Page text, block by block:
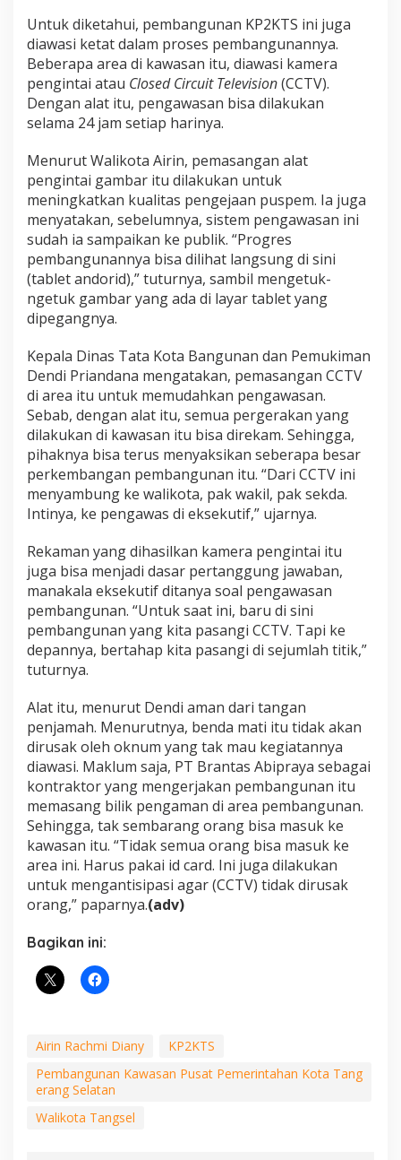
Untuk diketahui, pembangunan KP2KTS ini juga
diawasi ketat dalam proses pembangunannya.
Beberapa area di kawasan itu, diawasi kamera
pengintai atau Closed Circuit Television(CCTV).
Dengan alat itu, pengawasan bisa dilakukan
selama 24 jam setiap harinya.
Menurut Walikota Airin, pemasangan alat
pengintai gambar itu dilakukan untuk
meningkatkan kualitas pengejaan puspem. Ia juga
menyatakan, sebelumnya, sistem pengawasan ini
sudah ia sampaikan ke publik. “Progres
pembangunannya bisa dilihat langsung di sini
(tablet andorid),” tuturnya, sambil mengetuk-
ngetuk gambar yang ada di layar tablet yang
dipegangnya.
Kepala Dinas Tata Kota Bangunan dan Pemukiman
Dendi Priandana mengatakan, pemasangan CCTV
di area itu untuk memudahkan pengawasan.
Sebab, dengan alat itu, semua pergerakan yang
dilakukan di kawasan itu bisa direkam. Sehingga,
pihaknya bisa terus menyaksikan seberapa besar
perkembangan pembangunan itu. “Dari CCTV ini
menyambung ke walikota, pak wakil, pak sekda.
Intinya, ke pengawas di eksekutif,” ujarnya.
Rekaman yang dihasilkan kamera pengintai itu
juga bisa menjadi dasar pertanggung jawaban,
manakala eksekutif ditanya soal pengawasan
pembangunan. “Untuk saat ini, baru di sini
pembangunan yang kita pasangi CCTV. Tapi ke
depannya, bertahap kita pasangi di sejumlah titik,”
tuturnya.
Alat itu, menurut Dendi aman dari tangan
penjamah. Menurutnya, benda mati itu tidak akan
dirusak oleh oknum yang tak mau kegiatannya
diawasi. Maklum saja, PT Brantas Abipraya sebagai
kontraktor yang mengerjakan pembangunan itu
memasang bilik pengaman di area pembangunan.
Sehingga, tak sembarang orang bisa masuk ke
kawasan itu. “Tidak semua orang bisa masuk ke
area ini. Harus pakai id card. Ini juga dilakukan
untuk mengantisipasi agar (CCTV) tidak dirusak
orang,” paparnya.(adv)
Bagikan ini:
Airin Rachmi Diany
KP2KTS
Pembangunan Kawasan Pusat Pemerintahan Kota Tang
erang Selatan
Walikota Tangsel